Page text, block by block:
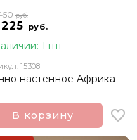
руб.
руб.
1 шт
15308
настенное Африка
В корзину